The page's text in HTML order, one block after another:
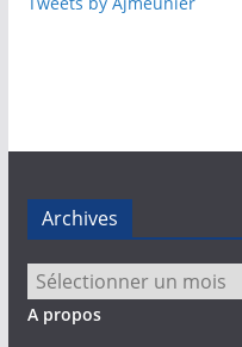
Archives
Archives
A propos